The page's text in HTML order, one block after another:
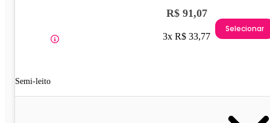
Semi-leito
R$ 91,07
3x R$ 33,77
Selecionar